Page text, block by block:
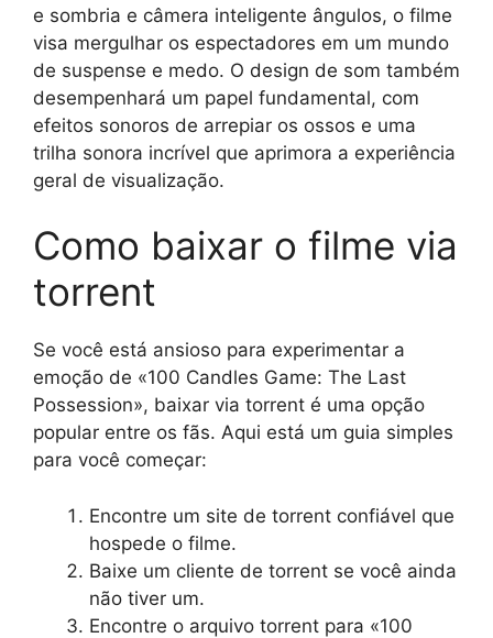
e sombria e câmera inteligente ângulos, o filme
visa mergulhar os espectadores em um mundo
de suspense e medo. O design de som também
desempenhará um papel fundamental, com
efeitos sonoros de arrepiar os ossos e uma
trilha sonora incrível que aprimora a experiência
geral de visualização.
Como baixar o filme via
torrent
Se você está ansioso para experimentar a
emoção de «100 Candles Game: The Last
Possession», baixar via torrent é uma opção
popular entre os fãs. Aqui está um guia simples
para você começar:
Encontre um site de torrent confiável que
hospede o filme.
Baixe um cliente de torrent se você ainda
não tiver um.
Encontre o arquivo torrent para «100